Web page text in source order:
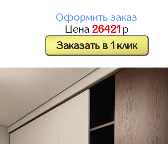
Оформить заказ
Цена 26421 р
Заказать в 1 клик